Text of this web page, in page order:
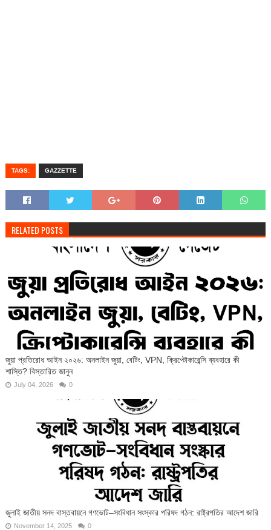
TAGS: GAZZETTE
RELATED POSTS
জুয়া প্রতিরোধ আইন ২০২৬: অনলাইন জুয়া, বেটিং, VPN, ক্রিপ্টোকারেন্সি ব্যবহারে কী
শাস্তি? বিস্তারিত জানুন
July 04, 2026 0
জুলাই জাতীয় সনদ বাস্তবায়নে গণভোট–সংবিধান সংস্কার পরিষদ গঠন: রাষ্ট্রপতির আদেশ জারি
November 14, 2025 0